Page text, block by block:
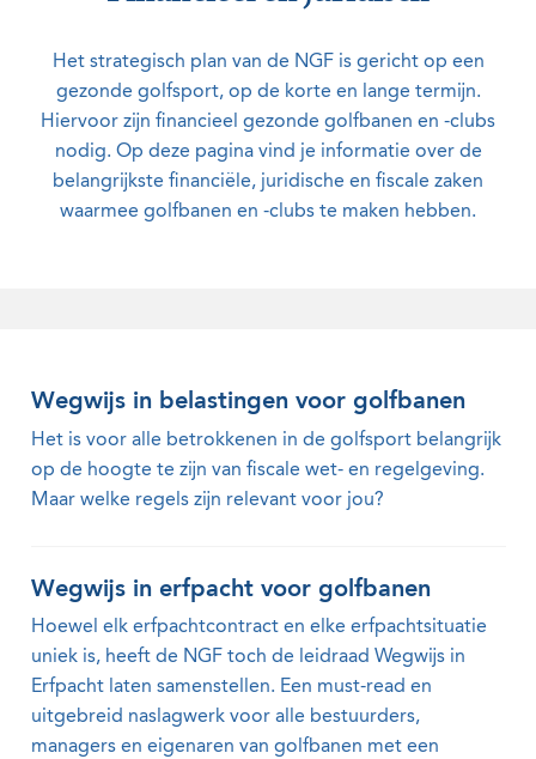
Het strategisch plan van de NGF is gericht op een
gezonde golfsport, op de korte en lange termijn.
Hiervoor zijn financieel gezonde golfbanen en -clubs
nodig. Op deze pagina vind je informatie over de
belangrijkste financiële, juridische en fiscale zaken
waarmee golfbanen en -clubs te maken hebben.
Wegwijs in belastingen voor golfbanen
Het is voor alle betrokkenen in de golfsport belangrijk
op de hoogte te zijn van fiscale wet- en regelgeving.
Maar welke regels zijn relevant voor jou?
Wegwijs in erfpacht voor golfbanen
Hoewel elk erfpachtcontract en elke erfpachtsituatie
uniek is, heeft de NGF toch de leidraad Wegwijs in
Erfpacht laten samenstellen. Een must-read en
uitgebreid naslagwerk voor alle bestuurders,
managers en eigenaren van golfbanen met een